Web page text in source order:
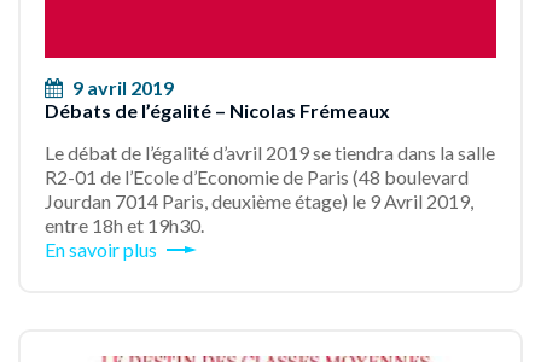
9 avril 2019
Débats de l’égalité – Nicolas Frémeaux
Le débat de l’égalité d’avril 2019 se tiendra dans la salle
R2-01 de l’Ecole d’Economie de Paris (48 boulevard
Jourdan 7014 Paris, deuxième étage) le 9 Avril 2019,
entre 18h et 19h30.
En savoir plus